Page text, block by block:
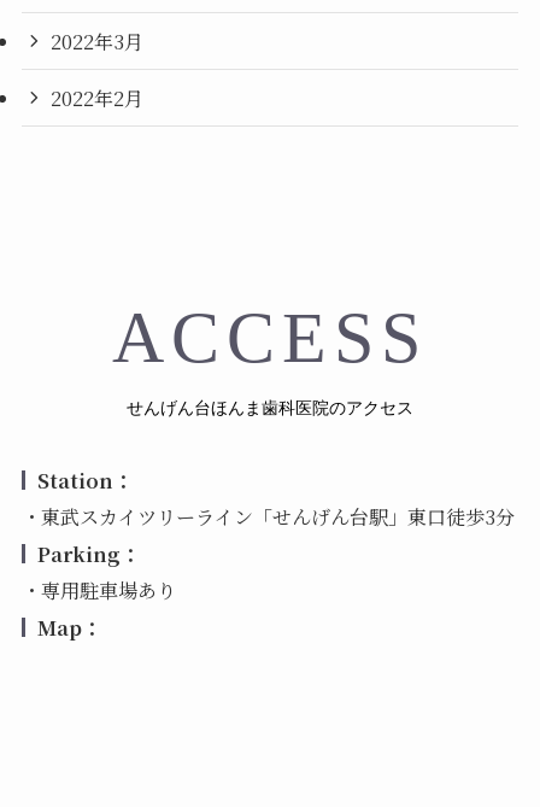
2022年3月
2022年2月
ACCESS
せんげん台ほんま歯科医院のアクセス
Station：
・東武スカイツリーライン「せんげん台駅」東口徒歩3分
Parking：
・専用駐車場あり
Map：